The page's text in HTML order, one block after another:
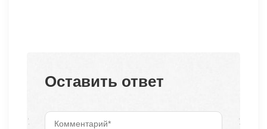
Оставить ответ